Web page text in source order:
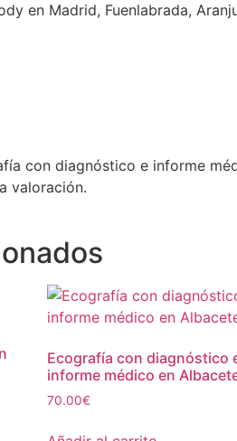
en Madrid, Fuenlabrada,
con diagnóstico e informe
valoración.
Ecografía con diagnóstico
informe médico en
70.00€